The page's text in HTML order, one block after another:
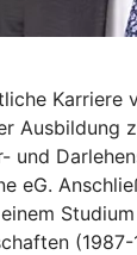
Karriere
Ausbildung
und
eG.